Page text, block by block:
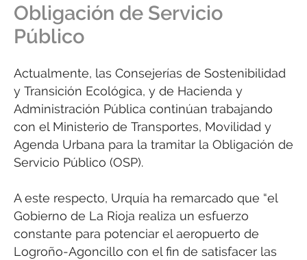
Obligación de Servicio
Público
Actualmente, las Consejerías de Sostenibilidad
y Transición Ecológica, y de Hacienda y
Administración Pública continúan trabajando
con el Ministerio de Transportes, Movilidad y
Agenda Urbana para la tramitar la Obligación de
Servicio Público (OSP).
A este respecto, Urquía ha remarcado que “el
Gobierno de La Rioja realiza un esfuerzo
constante para potenciar el aeropuerto de
Logroño-Agoncillo con el fin de satisfacer las